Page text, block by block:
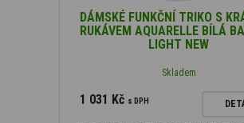
DÁMSKÉ FUNKČNÍ TRIKO S
RUKÁVEM AQUARELLE BÍLÁ
LIGHT NEW
Skladem
1 031 Kč s DPH